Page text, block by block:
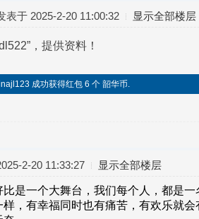
表于 2025-2-20 11:00:32 显示全部楼层
，提供资料！
成功获得红包 6 个 韶华币.
2-20 11:33:27 显示全部楼层